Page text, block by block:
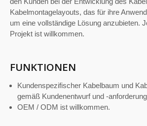
Kabelmontagelayouts, das für ihre
um eine vollständige Lösung anzubieten.
Projekt ist willkommen.
FUNKTIONEN
Kundenspezifischer Kabelbaum und
gemäß Kundenentwurf und -
OEM / ODM ist willkommen.